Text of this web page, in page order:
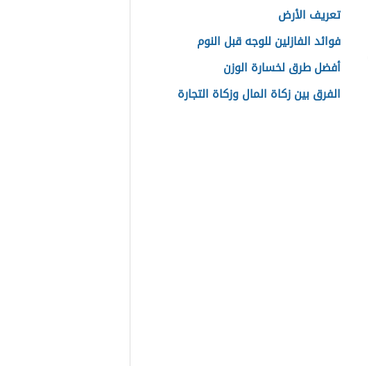
تعريف الأرض
فوائد الفازلين للوجه قبل النوم
أفضل طرق لخسارة الوزن
الفرق بين زكاة المال وزكاة التجارة